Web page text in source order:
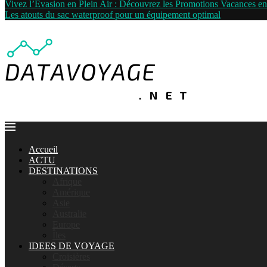
Vivez l’Évasion en Plein Air : Découvrez les Promotions Vacances
Les atouts du sac waterproof pour un équipement optimal
Accueil
ACTU
DESTINATIONS
IDEES DE VOYAGE